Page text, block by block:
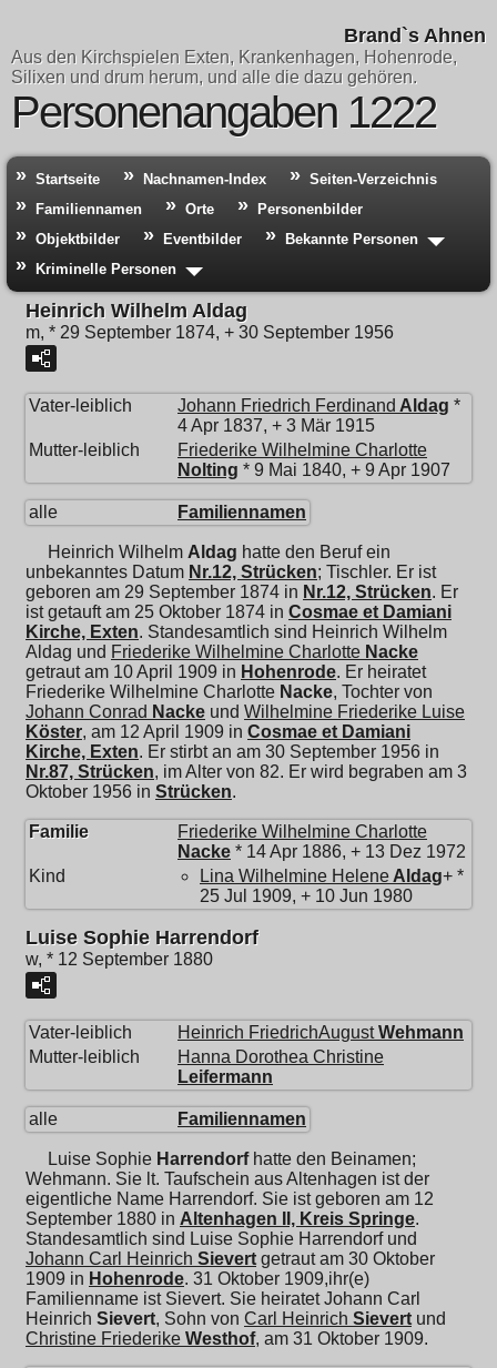
Brand`s Ahnen
Aus den Kirchspielen Exten, Krankenhagen, Hohenrode,
Silixen und drum herum, und alle die dazu gehören.
Personenangaben 1222
Startseite Nachnamen-Index
Seiten-Verzeichnis
Familiennamen
Orte
Personenbilder
Objektbilder
Eventbilder
Bekannte Personen
Kriminelle Personen
Heinrich Wilhelm Aldag
m, * 29 September 1874, + 30 September 1956
Vater-leiblich Johann Friedrich Ferdinand Aldag *
4 Apr 1837, + 3 Mär 1915
Mutter-leiblich
Friederike Wilhelmine Charlotte
Nolting * 9 Mai 1840, + 9 Apr 1907
alle Familiennamen
Heinrich Wilhelm Aldag hatte den Beruf ein
unbekanntes Datum Nr.12, Strücken; Tischler. Er ist
geboren am 29 September 1874 in Nr.12, Strücken. Er
ist getauft am 25 Oktober 1874 in Cosmae et Damiani
Kirche, Exten. Standesamtlich sind Heinrich Wilhelm
Aldag und Friederike Wilhelmine Charlotte Nacke
getraut am 10 April 1909 in Hohenrode. Er heiratet
Friederike Wilhelmine Charlotte Nacke, Tochter von
Johann Conrad Nacke und Wilhelmine Friederike Luise
Köster, am 12 April 1909 in Cosmae et Damiani
Kirche, Exten. Er stirbt an am 30 September 1956 in
Nr.87, Strücken, im Alter von 82. Er wird begraben am 3
Oktober 1956 in Strücken.
Familie
Friederike Wilhelmine Charlotte
Nacke * 14 Apr 1886, + 13 Dez 1972
Kind
Lina Wilhelmine Helene Aldag+ *
25 Jul 1909, + 10 Jun 1980
Luise Sophie Harrendorf
w, * 12 September 1880
Vater-leiblich Heinrich FriedrichAugust Wehmann
Mutter-leiblich
Hanna Dorothea Christine
Leifermann
alle Familiennamen
Luise Sophie Harrendorfhatte den Beinamen;
Wehmann. Sie lt. Taufschein aus Altenhagen ist der
eigentliche Name Harrendorf. Sie ist geboren am 12
September 1880 in Altenhagen II, Kreis Springe.
Standesamtlich sind Luise Sophie Harrendorf und
Johann Carl Heinrich Sievert getraut am 30 Oktober
1909 in Hohenrode. 31 Oktober 1909,ihr(e)
Familienname ist Sievert. Sie heiratetJohann Carl
Heinrich Sievert, Sohn von Carl Heinrich Sievert und
Christine Friederike Westhof, am 31 Oktober 1909.